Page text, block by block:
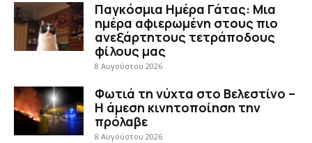
Παγκόσμια Ημέρα Γάτας: Μια
ημέρα αφιερωμένη στους πιο
ανεξάρτητους τετράποδους
φίλους μας
8 Αυγούστου 2026
Φωτιά τη νύχτα στο Βελεστίνο –
Η άμεση κινητοποίηση την
πρόλαβε
8 Αυγούστου 2026